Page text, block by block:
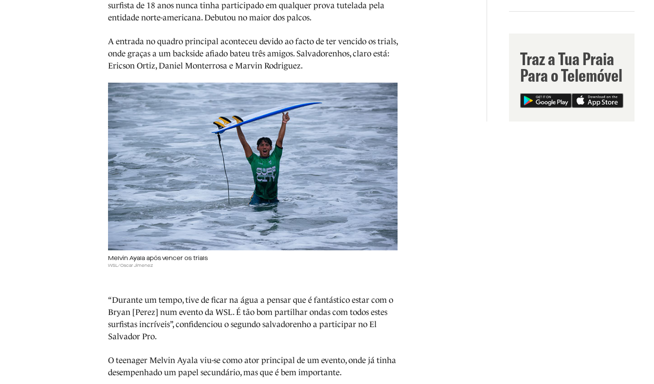
surfista de 18 anos nunca tinha participado em qualquer prova tutelada pela
entidade norte-americana. Debutou no maior dos palcos.
A entrada no quadro principal aconteceu devido ao facto de ter vencido os trials,
onde graças a um backside afiado bateu três amigos. Salvadorenhos, claro está:
Ericson Ortiz, Daniel Monterrosa e Marvin Rodriguez.
Melvin Ayala após vencer os trials
WSL/Oscar Jimenez
“Durante um tempo, tive de ficar na água a pensar que é fantástico estar com o
Bryan [Perez] num evento da WSL. É tão bom partilhar ondas com todos estes
surfistas incríveis”, confidenciou o segundo salvadorenho a participar no El
Salvador Pro.
O teenager Melvin Ayala viu-se como ator principal de um evento, onde já tinha
desempenhado um papel secundário, mas que é bem importante.
Traz a Tua Praia
Para o Telemóvel